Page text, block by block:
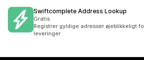
Swiftcomplete Address Lookup
Gratis
Registrer gyldige adresser øjeblikkeligt
leveringer